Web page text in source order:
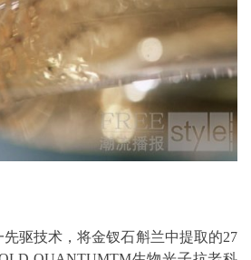
驱技术，将金钗石斛兰中提取的27